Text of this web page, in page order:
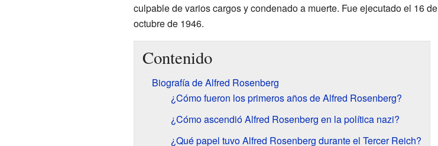
culpable de varios cargos y condenado a muerte. Fue ejecutado el 16 de
octubre de 1946.
Contenido
Biografía de Alfred Rosenberg
¿Cómo fueron los primeros años de Alfred Rosenberg?
¿Cómo ascendió Alfred Rosenberg en la política nazi?
¿Qué papel tuvo Alfred Rosenberg durante el Tercer Reich?